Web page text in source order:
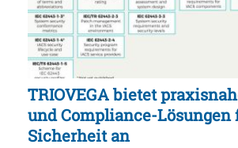
TRIOVEGA bietet
und Compliance-Lösungen
Sicherheit an